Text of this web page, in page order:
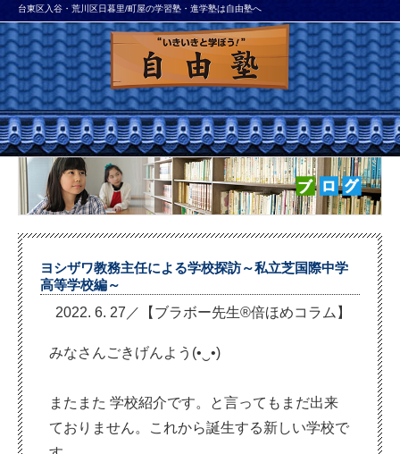
台東区入谷・荒川区日暮里/町屋の学習塾・進学塾は自由塾へ
ヨシザワ教務主任による学校探訪～私立芝国際中学
高等学校編～
2022. 6. 27／【ブラボー先生®倍ほめコラム】
みなさんごきげんよう(•‿•)
またまた 学校紹介です。と言ってもまだ出来
ておりません。これから誕生する新しい学校で